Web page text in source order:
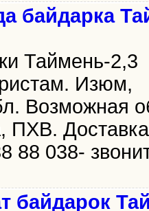
байдарка
Таймень-2,3
Изюм,
Возможная
ПХВ.
88 038-
байдарок